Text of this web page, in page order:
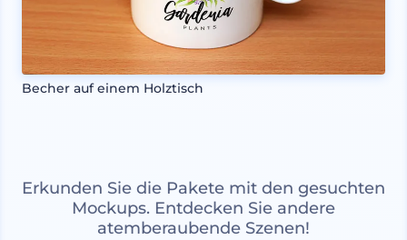
Becher auf einem Holztisch
Erkunden Sie die Pakete mit den gesuchten
Mockups. Entdecken Sie andere
atemberaubende Szenen!